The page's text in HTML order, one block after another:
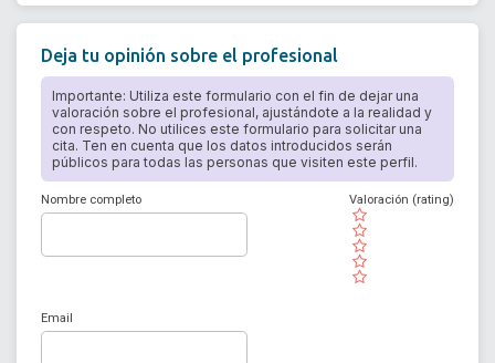
Deja tu opinión sobre el profesional
Importante: Utiliza este formulario con el fin de dejar una
valoración sobre el profesional, ajustándote a la realidad y
con respeto. No utilices este formulario para solicitar una
cita. Ten en cuenta que los datos introducidos serán
públicos para todas las personas que visiten este perfil.
Nombre completo
( )
( )
( )
( )
( )
Valoración (rating)
Email